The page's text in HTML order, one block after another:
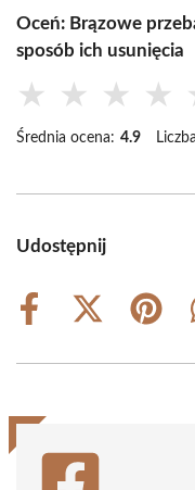
Oceń: Brązowe
sposób ich usunięcia
★ ★ ★ ★
Średnia ocena: 4.9
Udostępnij
Share
Share
(Twitter)
Share